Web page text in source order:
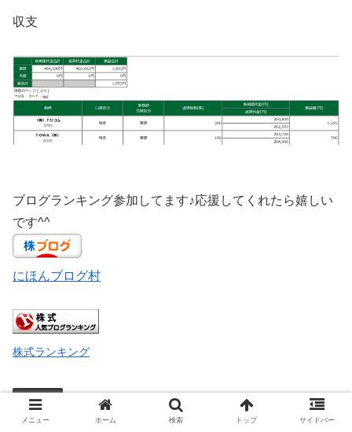
収支
ブログランキング参加してます♪応援してくれたら嬉しい
です^^
にほんブログ村
株式ランキング
未分類
メニュー ホーム 検索 トップ サイドバー